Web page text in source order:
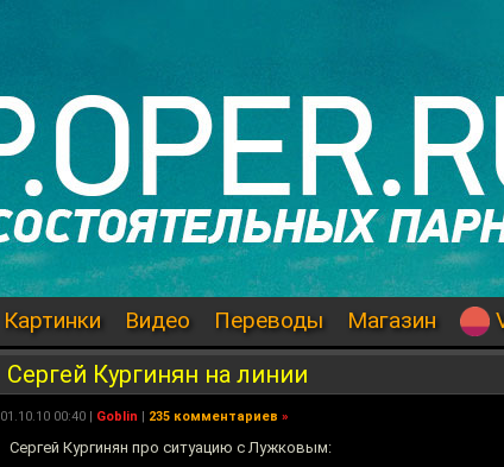
Картинки Видео Переводы Магазин
Сергей Кургинян на линии
01.10.10 00:40 | Goblin | 235 комментариев »
Сергей Кургинян про ситуацию с Лужковым: